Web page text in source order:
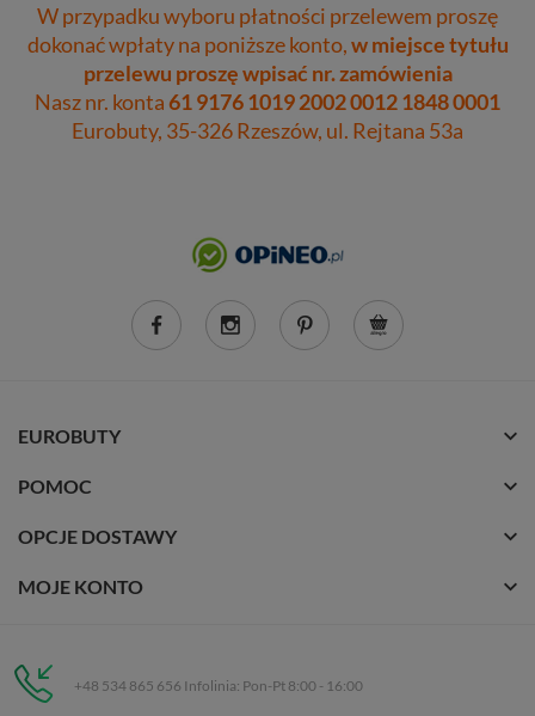
W przypadku wyboru płatności przelewem proszę
dokonać wpłaty na poniższe konto,w miejsce tytułu
przelewu proszę wpisać nr. zamówienia
Nasz nr. konta61 9176 1019 2002 0012 1848 0001
Eurobuty, 35-326 Rzeszów, ul. Rejtana 53a
EUROBUTY
POMOC
OPCJE DOSTAWY
MOJE KONTO
+48 534 865 656 Infolinia: Pon-Pt 8:00 - 16:00